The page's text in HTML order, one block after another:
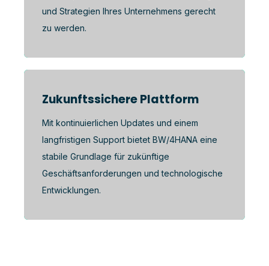
und Strategien Ihres Unternehmens gerecht
zu werden.
Zukunftssichere Plattform
Mit kontinuierlichen Updates und einem
langfristigen Support bietet BW/4HANA eine
stabile Grundlage für zukünftige
Geschäftsanforderungen und technologische
Entwicklungen.